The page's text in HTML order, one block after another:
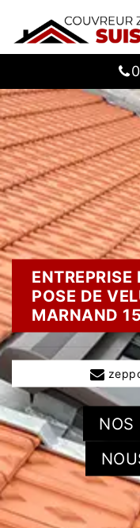
ENTREPRISE
POSE DE
MARNAND
NOS